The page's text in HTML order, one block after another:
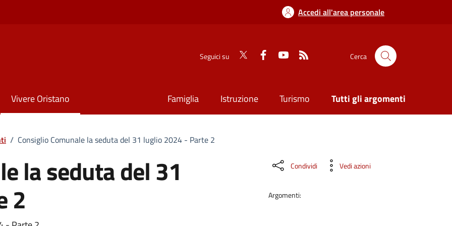
Accedi all'area personale
Seguici su Cerca
Vivere Oristano Famiglia Istruzione Turismo Tutti gli argomenti
/ Consiglio Comunale la seduta del 31 luglio 2024 - Parte 2
la seduta del 31
2
Condividi Vedi azioni
Argomenti: